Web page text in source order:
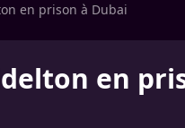
en prison à Dubai
en